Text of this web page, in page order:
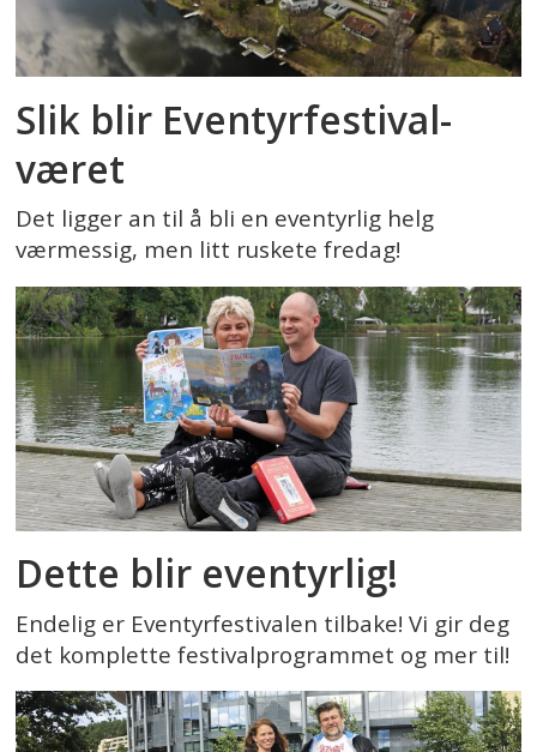
Slik blir Eventyrfestival-
været
Det ligger an til å bli en eventyrlig helg
værmessig, men litt ruskete fredag!
Dette blir eventyrlig!
Endelig er Eventyrfestivalen tilbake! Vi gir deg
det komplette festivalprogrammet og mer til!